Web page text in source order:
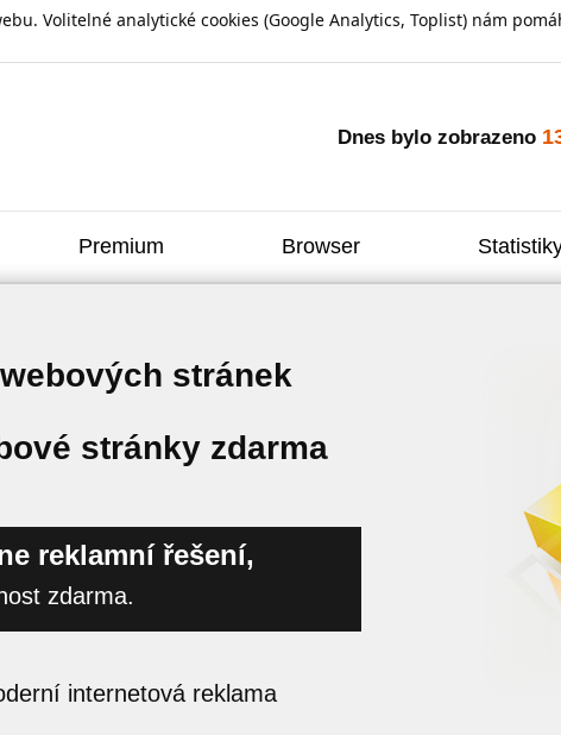
Volitelné analytické cookies (Google Analytics, Toplist) nám
Dnes bylo zobrazeno
Premium Browser
stránek
stránky zdarma
reklamní řešení,
zdarma.
internetová reklama